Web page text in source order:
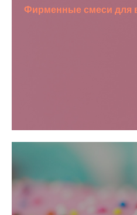
Фирменные смеси для